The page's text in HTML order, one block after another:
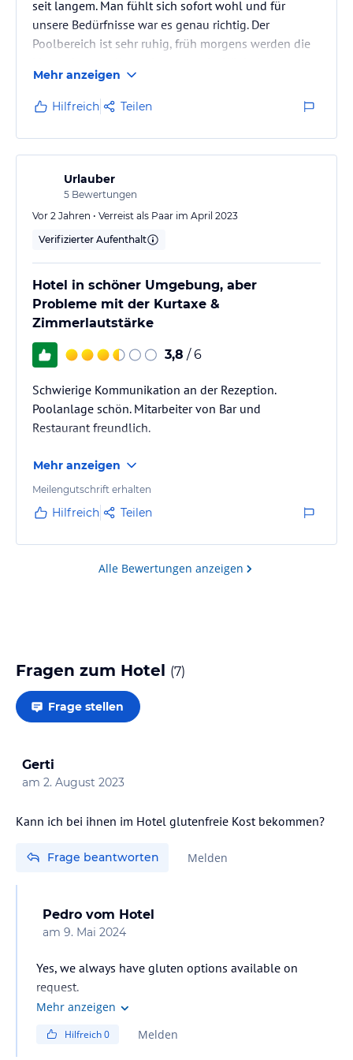
seit langem. Man fühlt sich sofort wohl und für
unsere Bedürfnisse war es genau richtig. Der
Poolbereich ist sehr ruhig, früh morgens werden die
verschiedene Tagesausflüge gemacht und Porto
Cristo ist dafür ein guter Standort. Zum Hafen und
den Restaurants sind es ca. 10-15 Gehminuten.
Wir würden es auf jeden Fall wieder buchen.
Mehr anzeigen
Hilfreich Teilen
Urlauber
5 Bewertungen
Vor 2 Jahren • Verreist als Paar im April 2023
Verifizierter Aufenthalt
Hotel in schöner Umgebung, aber
Probleme mit der Kurtaxe &
Zimmerlautstärke
3,8 / 6
Schwierige Kommunikation an der Rezeption.
Poolanlage schön. Mitarbeiter von Bar und
Restaurant freundlich.
Mehr anzeigen
Meilengutschrift erhalten
Hilfreich Teilen
Alle Bewertungen anzeigen
Fragen zum Hotel (7)
Frage stellen
Gerti
am 2. August 2023
Kann ich bei ihnen im Hotel glutenfreie Kost bekommen?
Frage beantworten Melden
Pedro vom Hotel
am 9. Mai 2024
Yes, we always have gluten options available on
request.
Mehr anzeigen
Hilfreich0 Melden